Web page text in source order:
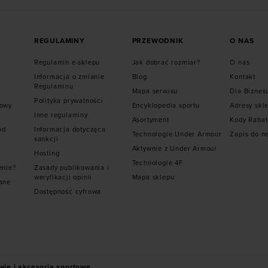
REGULAMINY
Regulamin e-sklepu
Informacja o zmianie
Regulaminu
Polityka prywatności
Inne regulaminy
Informacja dotycząca
sankcji
Hosting
Zasady publikowania i
weryfikacji opinii
Dostępność cyfrowa
PRZEWODNIK
Jak dobrać rozmiar?
Blog
Mapa serwisu
Encyklopedia sportu
Asortyment
Technologie Under Armour
Aktywnie z Under Armour
Technologie 4F
Mapa sklepu
O NAS
O nas
Kontakt
Dla Biznesu
Adresy
Kody
Zapis do